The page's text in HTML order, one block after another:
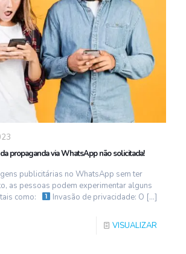
propaganda via WhatsApp não solicitada!
publicitárias no WhatsApp sem ter
as pessoas podem experimentar alguns
como:
Invasão de privacidade: O […]
VISUALIZAR